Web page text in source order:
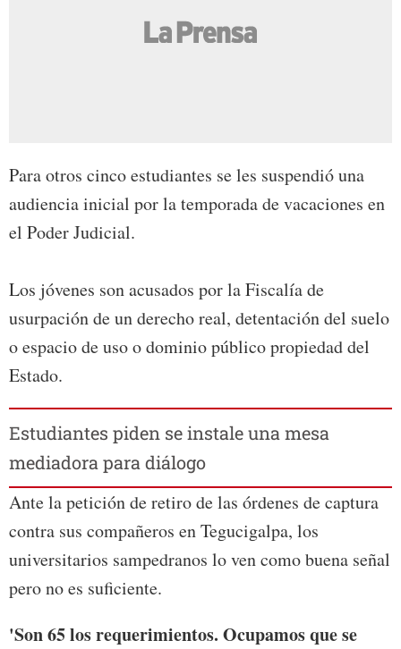
Para otros cinco estudiantes se les suspendió una
audiencia inicial por la temporada de vacaciones en
el Poder Judicial.
Los jóvenes son acusados por la Fiscalía de
usurpación de un derecho real, detentación del suelo
o espacio de uso o dominio público propiedad del
Estado.
Estudiantes piden se instale una mesa
mediadora para diálogo
Ante la petición de retiro de las órdenes de captura
contra sus compañeros en Tegucigalpa, los
universitarios sampedranos lo ven como buena señal
pero no es suficiente.
'Son 65 los requerimientos. Ocupamos que se